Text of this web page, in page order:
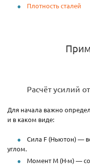
Плотность сталей
Расчёт усилий
Для начала важно
и в каком виде:
Сила F (Ньютон) —
углом.
Момент M (Н·м) —